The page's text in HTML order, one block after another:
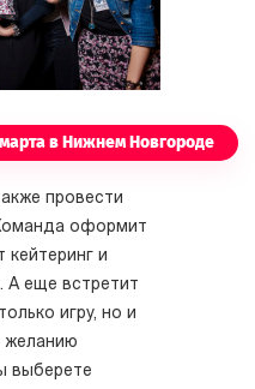
в Нижнем Новгороде
провести
оформит
кейтеринг и
А еще встретит
игру, но и
желанию
выберете